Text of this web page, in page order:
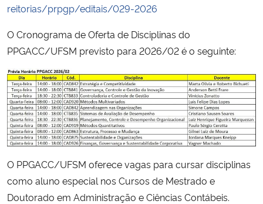
Secretaria de Governo
Gabinete de Segurança Institucional
Advocacia-Geral da União
Banco Central do Brasil
Planalto
reitorias/prpgp/editais/029-2026
O Cronograma de Oferta de Disciplinas do
PPGACC/UFSM previsto para 2026/02 é o seguinte:
O PPGACC/UFSM oferece vagas para cursar disciplinas
como aluno especial nos Cursos de Mestrado e
Doutorado em Administração e Ciências Contábeis.